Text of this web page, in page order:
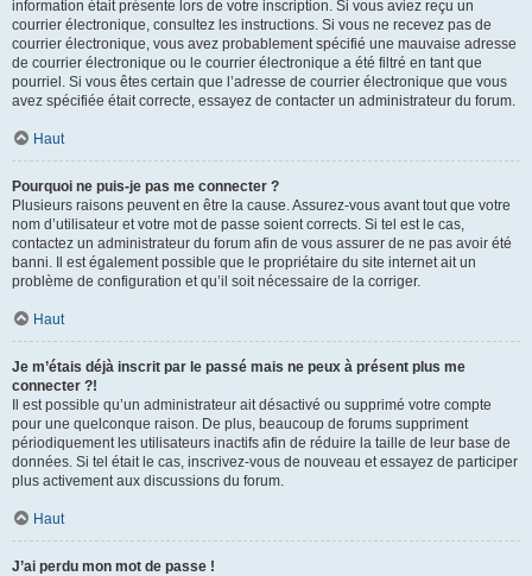
information était présente lors de votre inscription. Si vous aviez reçu un
courrier électronique, consultez les instructions. Si vous ne recevez pas de
courrier électronique, vous avez probablement spécifié une mauvaise adresse
de courrier électronique ou le courrier électronique a été filtré en tant que
pourriel. Si vous êtes certain que l’adresse de courrier électronique que vous
avez spécifiée était correcte, essayez de contacter un administrateur du forum.
Haut
Pourquoi ne puis-je pas me connecter ?
Plusieurs raisons peuvent en être la cause. Assurez-vous avant tout que votre
nom d’utilisateur et votre mot de passe soient corrects. Si tel est le cas,
contactez un administrateur du forum afin de vous assurer de ne pas avoir été
banni. Il est également possible que le propriétaire du site internet ait un
problème de configuration et qu’il soit nécessaire de la corriger.
Haut
Je m’étais déjà inscrit par le passé mais ne peux à présent plus me
connecter ?!
Il est possible qu’un administrateur ait désactivé ou supprimé votre compte
pour une quelconque raison. De plus, beaucoup de forums suppriment
périodiquement les utilisateurs inactifs afin de réduire la taille de leur base de
données. Si tel était le cas, inscrivez-vous de nouveau et essayez de participer
plus activement aux discussions du forum.
Haut
J’ai perdu mon mot de passe !